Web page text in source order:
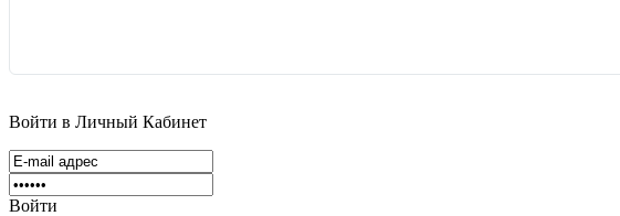
Войти в Личный Кабинет
Войти